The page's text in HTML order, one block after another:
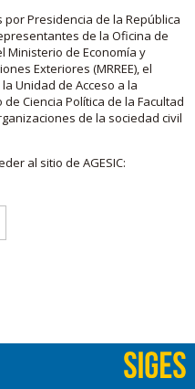
Presidencia de la República
de la Oficina de
Ministerio de Economía y
Exteriores (MRREE), el
Unidad de Acceso a la
Ciencia Política de la Facultad
de la sociedad civil
al sitio de AGESIC: